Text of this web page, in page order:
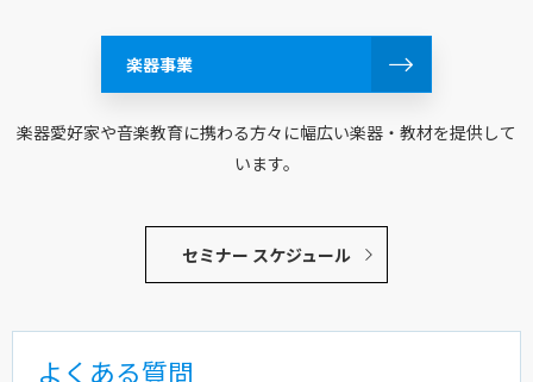
楽器事業
楽器愛好家や音楽教育に携わる方々に幅広い楽器・教材を提供して
います。
セミナー スケジュール
よくある質問